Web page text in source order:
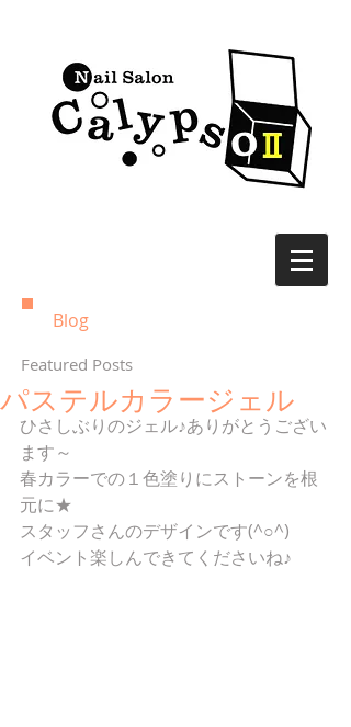
Blog
Featured Posts
パステルカラージェル
ひさしぶりのジェル♪ありがとうござい
ます～
春カラーでの１色塗りにストーンを根
元に★
スタッフさんのデザインです(^○^)
イベント楽しんできてくださいね♪